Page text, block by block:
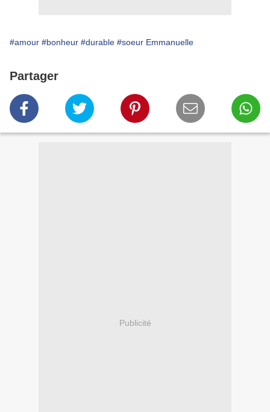
#amour #bonheur #durable #soeur Emmanuelle
Partager
Publicité